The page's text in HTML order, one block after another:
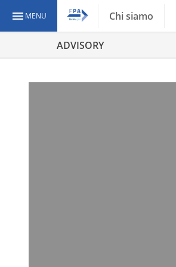
MENU Chi siamo
ADVISORY